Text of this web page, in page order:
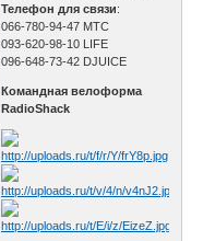
Телефон для связи:
066-780-94-47 МТС
093-620-98-10 LIFE
096-648-73-42 DJUICE
Командная велоформа
RadioShack